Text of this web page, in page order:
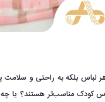
لباس بلکه به راحتی و
کودک مناسب‌تر هستند؟ یا